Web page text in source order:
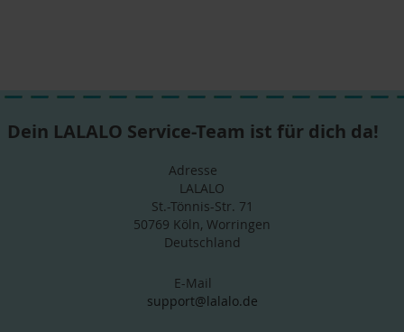
Dein LALALO Service-Team ist für dich da!
Adresse
LALALO
St.-Tönnis-Str. 71
50769 Köln, Worringen
Deutschland
E-Mail
support@lalalo.de